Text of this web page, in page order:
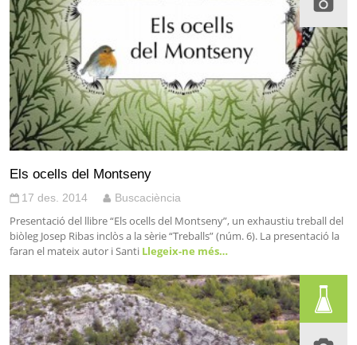
Els ocells del Montseny
17 des. 2014 Buscaciència
Presentació del llibre “Els ocells del Montseny”, un exhaustiu treball del
biòleg Josep Ribas inclòs a la sèrie “Treballs” (núm. 6). La presentació la
faran el mateix autor i Santi Llegeix-ne més…